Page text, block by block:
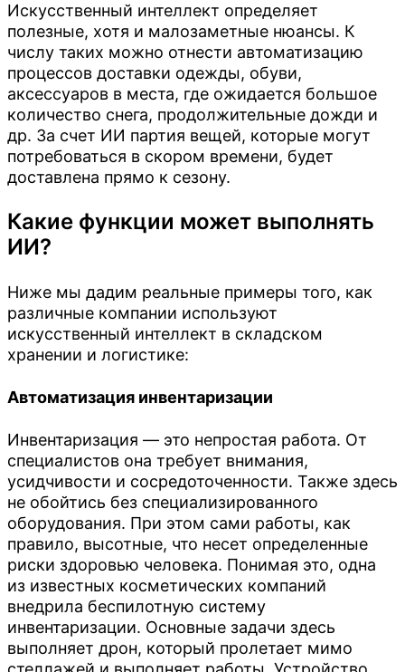
Искусственный интеллект определяет
полезные, хотя и малозаметные нюансы. К
числу таких можно отнести автоматизацию
процессов доставки одежды, обуви,
аксессуаров в места, где ожидается большое
количество снега, продолжительные дожди и
др. За счет ИИ партия вещей, которые могут
потребоваться в скором времени, будет
доставлена прямо к сезону.
Какие функции может выполнять
ИИ?
Ниже мы дадим реальные примеры того, как
различные компании используют
искусственный интеллект в складском
хранении и логистике:
Автоматизация инвентаризации
Инвентаризация — это непростая работа. От
специалистов она требует внимания,
усидчивости и сосредоточенности. Также здесь
не обойтись без специализированного
оборудования. При этом сами работы, как
правило, высотные, что несет определенные
риски здоровью человека. Понимая это, одна
из известных косметических компаний
внедрила беспилотную систему
инвентаризации. Основные задачи здесь
выполняет дрон, который пролетает мимо